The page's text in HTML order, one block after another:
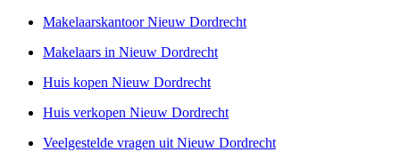
Makelaarskantoor Nieuw Dordrecht
Makelaars in Nieuw Dordrecht
Huis kopen Nieuw Dordrecht
Huis verkopen Nieuw Dordrecht
Veelgestelde vragen uit Nieuw Dordrecht